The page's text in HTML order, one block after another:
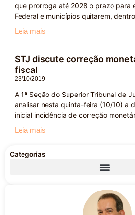
que prorroga até 2028 o prazo para
Federal e municípios quitarem,
Leia mais
STJ discute correção
fiscal
23/10/2019
A 1ª Seção do Superior Tribunal de
analisar nesta quinta-feira (10/10) a
inicial incidência de correção
Leia mais
Categorias